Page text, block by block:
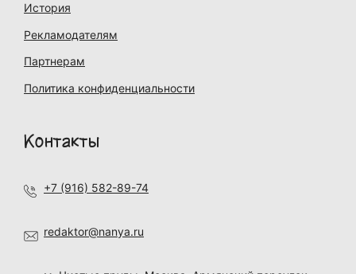
История
Рекламодателям
Партнерам
Политика конфиденциальности
Контакты
+7 (916) 582-89-74
redaktor@nanya.ru